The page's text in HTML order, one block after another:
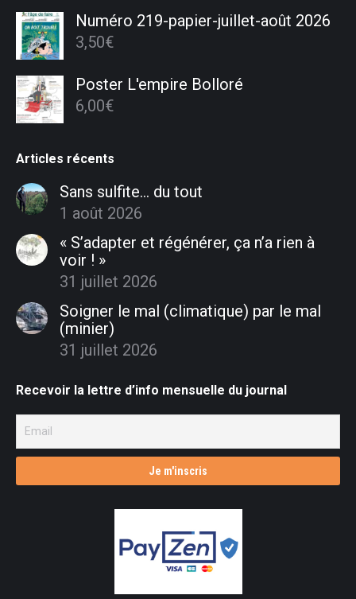
Numéro 219-papier-juillet-août 2026
3,50€
Poster L'empire Bolloré
6,00€
Articles récents
Sans sulfite… du tout
1 août 2026
« S’adapter et régénérer, ça n’a rien à
voir ! »
31 juillet 2026
Soigner le mal (climatique) par le mal
(minier)
31 juillet 2026
Recevoir la lettre d’info mensuelle du journal